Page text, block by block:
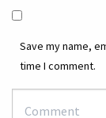
Save my name,
time I comment.